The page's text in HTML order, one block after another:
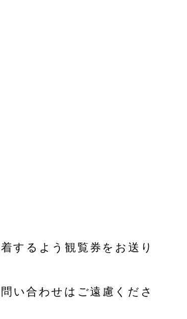
するよう観覧券をお送り
い合わせはご遠慮くださ